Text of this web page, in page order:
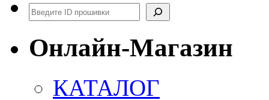
Поиск
Онлайн-Магазин
КАТАЛОГ